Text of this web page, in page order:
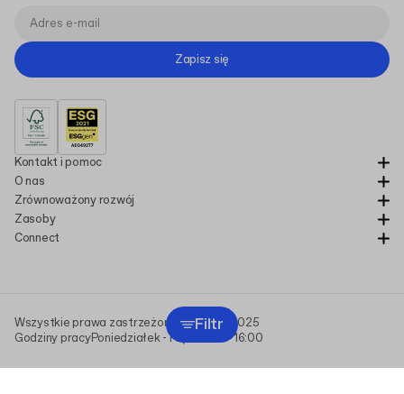
Filtr
Kontakt i pomoc
O nas
Zrównoważony rozwój
Zasoby
Connect
Zapisz się
Wszystkie prawa zastrzeżone Packhelp 2025
Godziny pracyPoniedziałek - Piątek 9:00-16:00